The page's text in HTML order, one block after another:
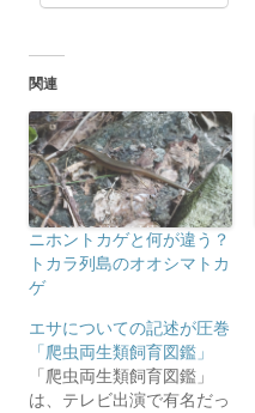
関連
ニホントカゲと何が違う？
トカラ列島のオオシマトカ
ゲ
エサについての記述が圧巻
「爬虫両生類飼育図鑑」
「爬虫両生類飼育図鑑」
は、テレビ出演で有名だっ